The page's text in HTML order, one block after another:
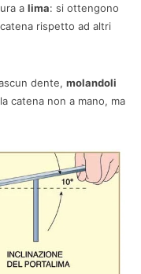
a lima: si ottengono
rispetto ad altri
dente, molandoli
catena non a mano, ma